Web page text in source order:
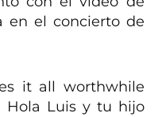
en el concierto de
it all worthwhile
Hola Luis y tu hijo